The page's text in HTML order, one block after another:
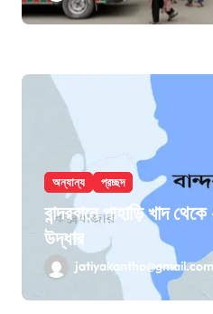
অন্যান্য প্রচ্ছদ
বান্দরবানে পাহাড়ি খাদ
উদ্ধার
jatiyakantho@gmail.com